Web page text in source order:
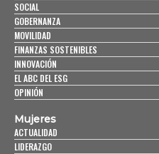
SOCIAL
GOBERNANZA
MOVILIDAD
FINANZAS SOSTENIBLES
INNOVACIÓN
EL ABC DEL ESG
OPINIÓN
Mujeres
ACTUALIDAD
LIDERAZGO